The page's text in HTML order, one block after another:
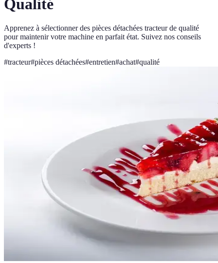
Qualité
Apprenez à sélectionner des pièces détachées tracteur de qualité
pour maintenir votre machine en parfait état. Suivez nos conseils
d'experts !
#tracteur#pièces détachées#entretien#achat#qualité